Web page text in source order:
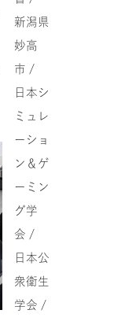
新潟県
妙高
市 /
日本シ
ミュレ
ーショ
ン＆ゲ
ーミン
グ学
会 /
日本公
衆衛生
学会 /